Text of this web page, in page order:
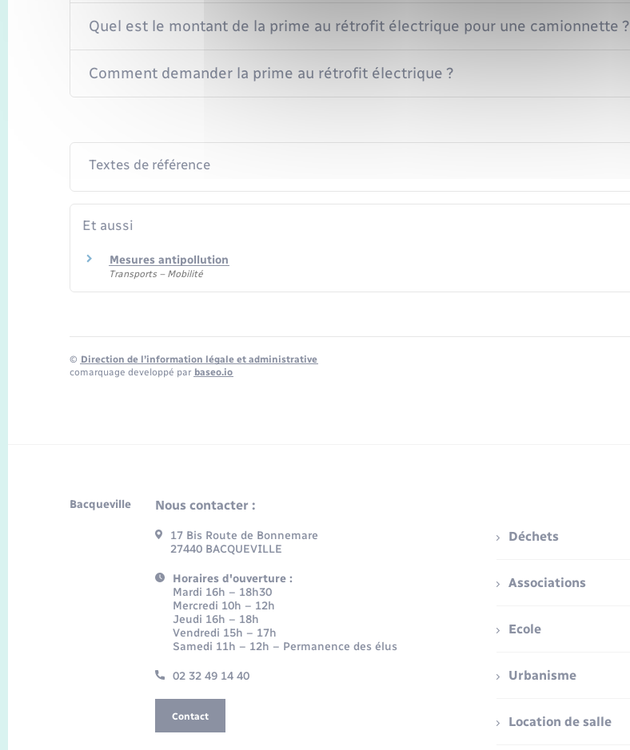
Quel est le montant de la prime au rétrofit électrique pour une camionnette ?
Comment demander la prime au rétrofit électrique ?
Textes de référence
Et aussi
Mesures antipollution
Transports – Mobilité
© Direction de l’information légale et administrative
comarquage developpé par baseo.io
Bacqueville Nous contacter :
17 Bis Route de Bonnemare
27440 BACQUEVILLE
Horaires d'ouverture :
Mardi 16h – 18h30
Mercredi 10h – 12h
Jeudi 16h – 18h
Vendredi 15h – 17h
Samedi 11h – 12h – Permanence des élus
02 32 49 14 40
Contact
Déchets
Associations
Ecole
Urbanisme
Location de salle